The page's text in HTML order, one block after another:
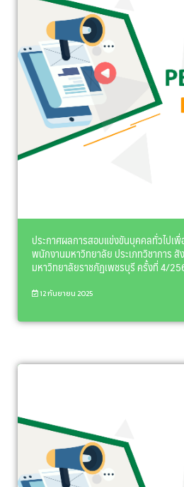
ประกาศผลการสอบแข่งขันบุคคลทั่วไปเ
พนักงานมหาวิทยาลัย ประเภทวิชาการ สั
มหาวิทยาลัยราชภัฏเพชรบุรี ครั้งที่ 4/
12 กันยายน 2025